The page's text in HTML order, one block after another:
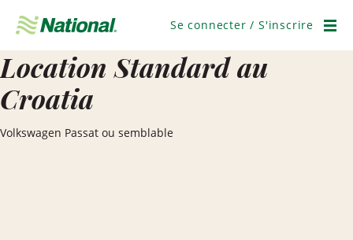
navigation
Se connecter / S'inscrire
Location Standard au
Croatia
Volkswagen Passat ou semblable